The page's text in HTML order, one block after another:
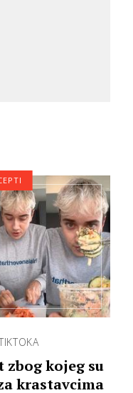
kojeg su
krastavcima